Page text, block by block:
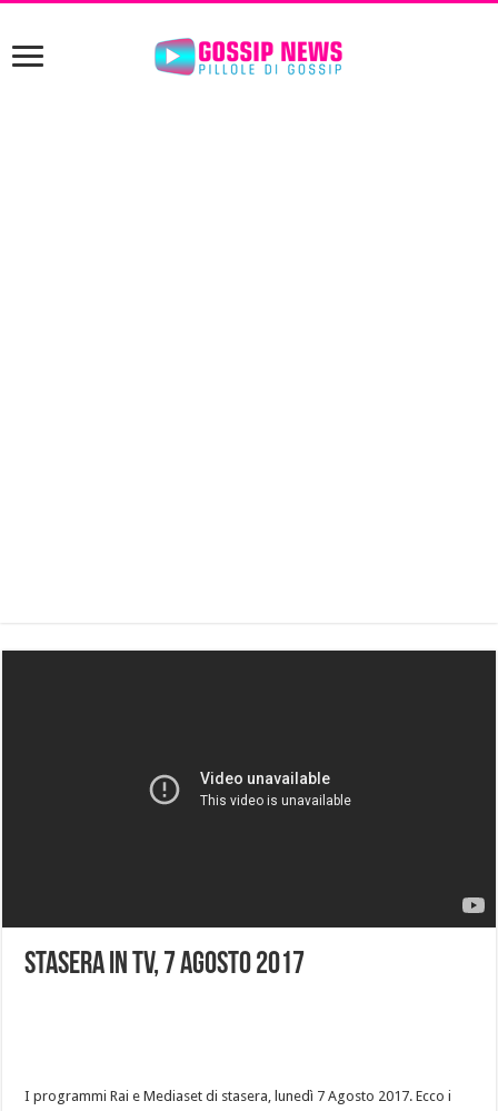
Stasera in Tv, 7 Agosto 2017
I programmi Rai e Mediaset di stasera, lunedì 7 Agosto 2017. Ecco i